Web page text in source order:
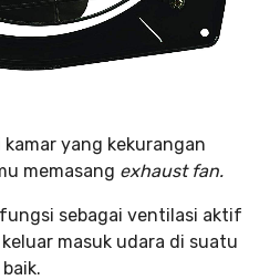
yang kekurangan
memasang exhaust fan.
sebagai ventilasi aktif
masuk udara di suatu